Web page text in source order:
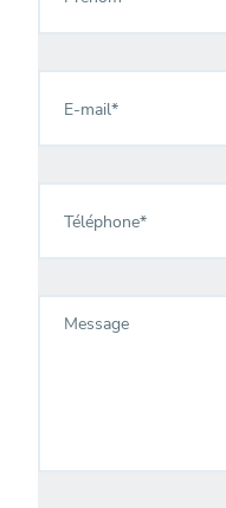
mail
*